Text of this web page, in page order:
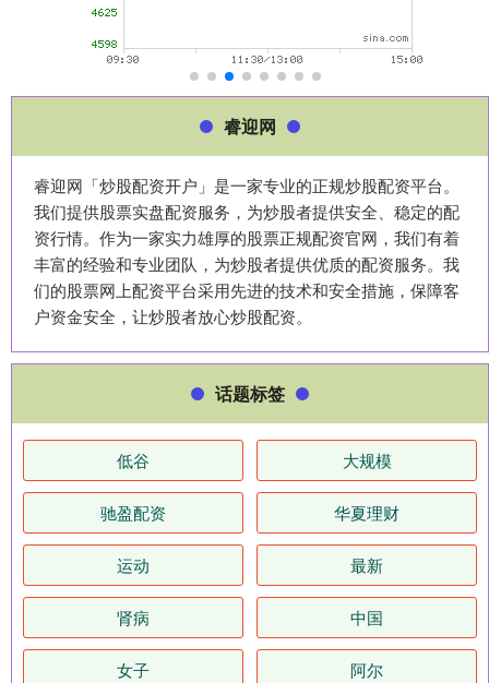
睿迎网
睿迎网「炒股配资开户」是一家专业的正规炒股配资平台。
我们提供股票实盘配资服务，为炒股者提供安全、稳定的配
资行情。作为一家实力雄厚的股票正规配资官网，我们有着
丰富的经验和专业团队，为炒股者提供优质的配资服务。我
们的股票网上配资平台采用先进的技术和安全措施，保障客
户资金安全，让炒股者放心炒股配资。
话题标签
低谷 大规模
驰盈配资 华夏理财
运动 最新
肾病 中国
女子 阿尔